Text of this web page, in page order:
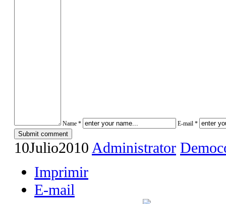
Name * E-mail *
10Julio2010 Administrator
Imprimir
E-mail